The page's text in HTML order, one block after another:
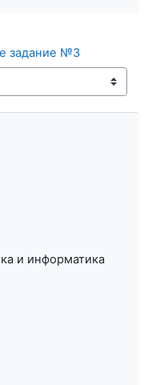
задание №3
и информатика